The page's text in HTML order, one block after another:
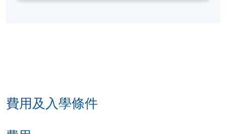
地點
費用及入學條件